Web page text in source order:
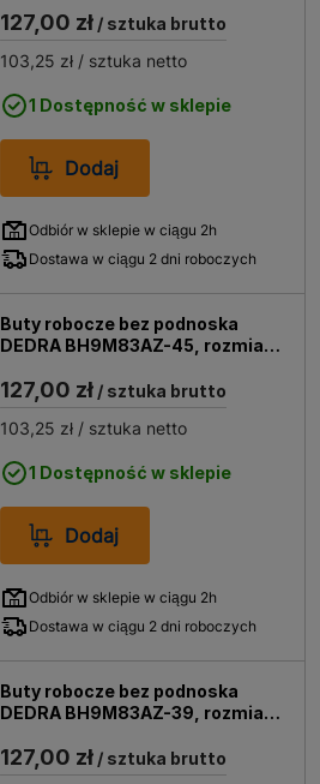
127,00 zł / sztuka brutto
103,25 zł / sztuka netto
1 Dostępność w sklepie
Dodaj
Odbiór w sklepie w ciągu 2h
Dostawa w ciągu 2 dni roboczych
Buty robocze bez podnoska
DEDRA BH9M83AZ-45, rozmiar
127,00 zł / sztuka brutto
103,25 zł / sztuka netto
1 Dostępność w sklepie
Dodaj
Odbiór w sklepie w ciągu 2h
Dostawa w ciągu 2 dni roboczych
Buty robocze bez podnoska
DEDRA BH9M83AZ-39, rozmiar
127,00 zł / sztuka brutto